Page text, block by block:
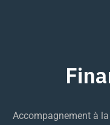
Accompagnement à